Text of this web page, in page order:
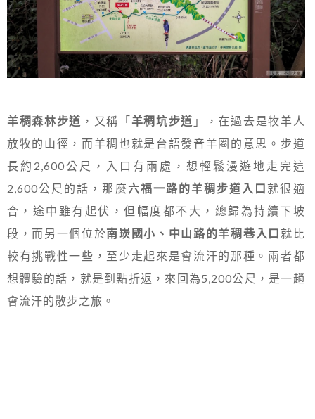
羊稠森林步道 ，又稱「羊稠坑步道 」，在過去是牧羊人
放牧的山徑，而羊稠也就是台語發音羊圈的意思。步道
長約2,600公尺，入口有兩處，想輕鬆漫遊地走完這
2,600公尺的話，那麼 六福一路的羊稠步道入口 就很適
合，途中雖有起伏，但幅度都不大，總歸為持續下坡
段，而另一個位於南崁國小、中山路的羊稠巷入口 就比
較有挑戰性一些，至少走起來是會流汗的那種。兩者都
想體驗的話，就是到點折返，來回為5,200公尺，是一趟
會流汗的散步之旅。